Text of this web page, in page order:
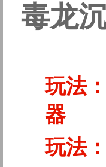
毒龙
玩法
器
玩法